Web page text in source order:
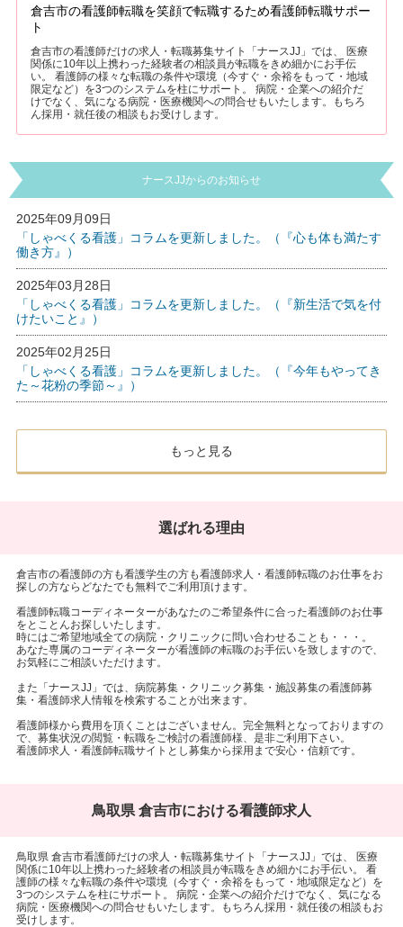
倉吉市の看護師転職を笑顔で転職するため看護師転職サポー
ト
倉吉市の看護師だけの求人・転職募集サイト「ナースJJ」では、 医療
関係に10年以上携わった経験者の相談員が転職をきめ細かにお手伝
い。 看護師の様々な転職の条件や環境（今すぐ・余裕をもって・地域
限定など）を3つのシステムを柱にサポート。 病院・企業への紹介だ
けでなく、気になる病院・医療機関への問合せもいたします。もちろ
ん採用・就任後の相談もお受けします。
ナースJJからのお知らせ
2025年09月09日
「しゃべくる看護」コラムを更新しました。（『心も体も満たす
働き方』）
2025年03月28日
「しゃべくる看護」コラムを更新しました。（『新生活で気を付
けたいこと』）
2025年02月25日
「しゃべくる看護」コラムを更新しました。（『今年もやってき
た～花粉の季節～』）
もっと見る
選ばれる理由
倉吉市の看護師の方も看護学生の方も看護師求人・看護師転職のお仕事をお
探しの方ならどなたでも無料でご利用頂けます。
看護師転職コーディネーターがあなたのご希望条件に合った看護師のお仕事
をとことんお探しいたします。
時にはご希望地域全ての病院・クリニックに問い合わせることも・・・。
あなた専属のコーディネーターが看護師の転職のお手伝いを致しますので、
お気軽にご相談いただけます。
また「ナースJJ」では、病院募集・クリニック募集・施設募集の看護師募
集・看護師求人情報を検索することが出来ます。
看護師様から費用を頂くことはございません。完全無料となっておりますの
で、募集状況の閲覧・転職をご検討の看護師様、是非ご利用下さい。
看護師求人・看護師転職サイトとし募集から採用まで安心・信頼です。
鳥取県 倉吉市における看護師求人
鳥取県 倉吉市看護師だけの求人・転職募集サイト「ナースJJ」では、 医療
関係に10年以上携わった経験者の相談員が転職をきめ細かにお手伝い。 看
護師の様々な転職の条件や環境（今すぐ・余裕をもって・地域限定など）を
3つのシステムを柱にサポート。 病院・企業への紹介だけでなく、気になる
病院・医療機関への問合せもいたします。もちろん採用・就任後の相談もお
受けします。